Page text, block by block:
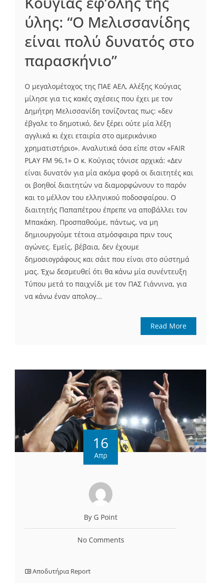
ύλης: “Ο Μελισσανίδης
είναι πολύ δυνατός στο
παρασκήνιο”
Ο μεγαλομέτοχος της ΠΑΕ ΑΕΛ, Αλέξης Κούγιας
μίλησε για τις κακές σχέσεις που έχει με τον
Δημήτρη Μελισσανίδη τονίζοντας πως: «δεν
έβγαλε το δημοτικό, δεν ξέρει ούτε μία λέξη
αγγλικά κι έχει εταιρία στο αμερικάνικο
χρηματιστήριο». Αναλυτικά όσα είπε στον «FAIR
PLAY FM 96,1» Ο κ. Κούγιας τόνισε αρχικά: «Δεν
είναι δυνατόν για μία ακόμα φορά οι διαιτητές και
οι βοηθοί διαιτητών να διαμορφώνουν το παρόν
και το μέλλον του ελληνικού ποδοσφαίρου. Ο
διαιτητής Παπαπέτρου έπρεπε να αποβάλλει τον
Μπακάκη. Προσπαθούμε, πάντως, να μη
δημιουργούμε τέτοια ατμόσφαιρα πριν τους
αγώνες. Εμείς, βέβαια, δεν έχουμε
δημοσιογράφους και σάιτ που είναι στο σύστημά
μας. Έχω δεσμευθεί ότι θα κάνω μία συνέντευξη
Τύπου μετά το παιχνίδι με τον ΠΑΣ Γιάννινα, για
να κάνω έναν απολογ...
Read More
16
Απρ
By G Point
No Comments
Αποδυτήρια Report